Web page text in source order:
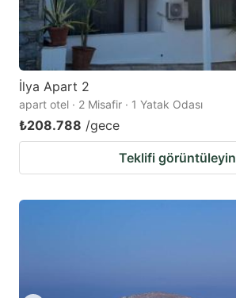
İlya Apart 2
apart otel · 2 Misafir · 1 Yatak Odası
₺208.788 /gece
Teklifi görüntüleyin